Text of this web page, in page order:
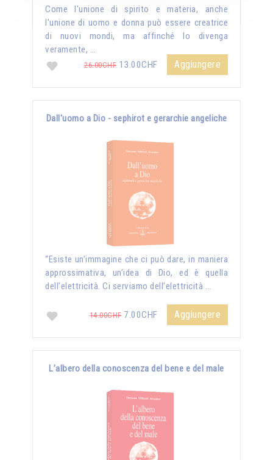
Come l'unione di spirito e materia, anche
l'unione di uomo e donna può essere creatrice
di nuovi mondi, ma affinché lo divenga
veramente, …
26.00CHF 13.00CHF Aggiungere
Dall'uomo a Dio - sephirot e gerarchie angeliche
“Esiste un’immagine che ci può dare, in maniera
approssimativa, un’idea di Dio, ed è quella
dell’elettricità. Ci serviamo dell’elettricità …
14.00CHF7.00CHF Aggiungere
L’albero della conoscenza del bene e del male